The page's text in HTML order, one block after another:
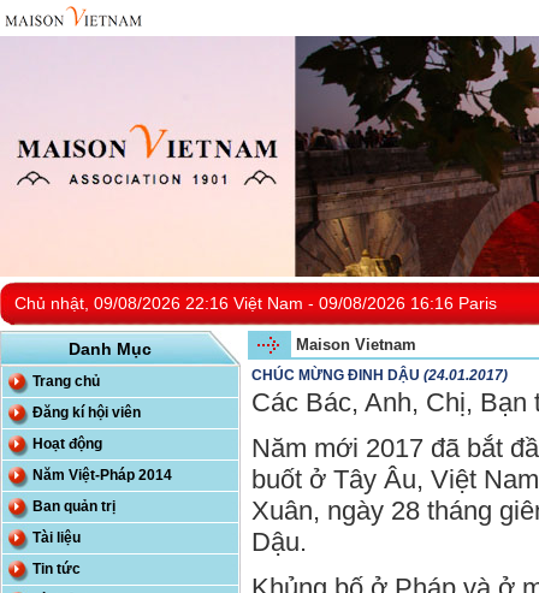
Chủ nhật, 09/08/2026 22:16 Việt Nam - 09/08/2026 16:16 Paris
Danh Mục
Trang chủ
Đăng kí hội viên
Hoạt động
Năm Việt-Pháp 2014
Ban quản trị
Tài liệu
Tin tức
Maison Vietnam
CHÚC MỪNG ĐINH DẬU (24.01.2017)
Các Bác, Anh, Chị, Bạn
Năm mới 2017 đã bắt
buốt ở Tây Âu, Việt
Xuân, ngày 28 tháng
Dậu.